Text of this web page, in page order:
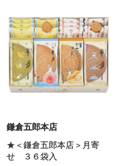
鎌倉五郎本店
★＜鎌倉五郎本店＞月寄
せ ３６袋入